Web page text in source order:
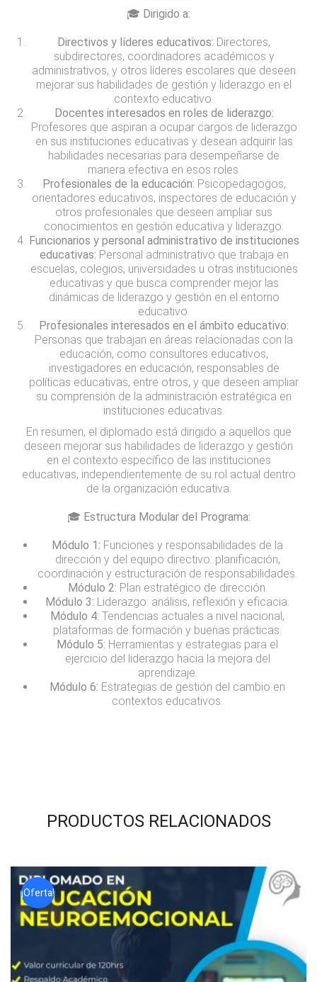
🎓 Dirigido a:
Directivos y líderes educativos: Directores,
subdirectores, coordinadores académicos y
administrativos, y otros líderes escolares que deseen
mejorar sus habilidades de gestión y liderazgo en el
contexto educativo.
Docentes interesados en roles de liderazgo:
Profesores que aspiran a ocupar cargos de liderazgo
en sus instituciones educativas y desean adquirir las
habilidades necesarias para desempeñarse de
manera efectiva en esos roles.
Profesionales de la educación: Psicopedagogos,
orientadores educativos, inspectores de educación y
otros profesionales que deseen ampliar sus
conocimientos en gestión educativa y liderazgo.
Funcionarios y personal administrativo de instituciones
educativas: Personal administrativo que trabaja en
escuelas, colegios, universidades u otras instituciones
educativas y que busca comprender mejor las
dinámicas de liderazgo y gestión en el entorno
educativo.
Profesionales interesados en el ámbito educativo:
Personas que trabajan en áreas relacionadas con la
educación, como consultores educativos,
investigadores en educación, responsables de
políticas educativas, entre otros, y que deseen ampliar
su comprensión de la administración estratégica en
instituciones educativas.
En resumen, el diplomado está dirigido a aquellos que
deseen mejorar sus habilidades de liderazgo y gestión
en el contexto específico de las instituciones
educativas, independientemente de su rol actual dentro
de la organización educativa.
🎓 Estructura Modular del Programa:
Módulo 1: Funciones y responsabilidades de la
dirección y del equipo directivo: planificación,
coordinación y estructuración de responsabilidades.
Módulo 2: Plan estratégico de dirección.
Módulo 3: Liderazgo: análisis, reflexión y eficacia.
Módulo 4: Tendencias actuales a nivel nacional,
plataformas de formación y buenas prácticas.
Módulo 5: Herramientas y estrategias para el
ejercicio del liderazgo hacia la mejora del
aprendizaje.
Módulo 6: Estrategias de gestión del cambio en
contextos educativos.
PRODUCTOS RELACIONADOS
¡Oferta!